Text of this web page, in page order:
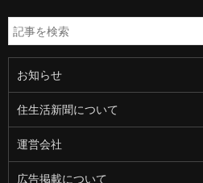
お知らせ
住生活新聞について
運営会社
広告掲載について